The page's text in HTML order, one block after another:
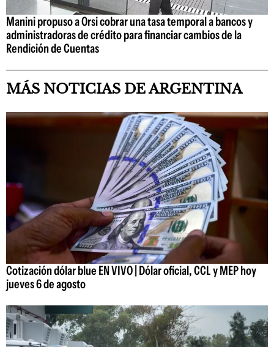
Manini propuso a Orsi cobrar una tasa temporal a bancos y
administradoras de crédito para financiar cambios de la
Rendición de Cuentas
MÁS NOTICIAS DE ARGENTINA
Cotización dólar blue EN VIVO | Dólar oficial, CCL y MEP hoy
jueves 6 de agosto